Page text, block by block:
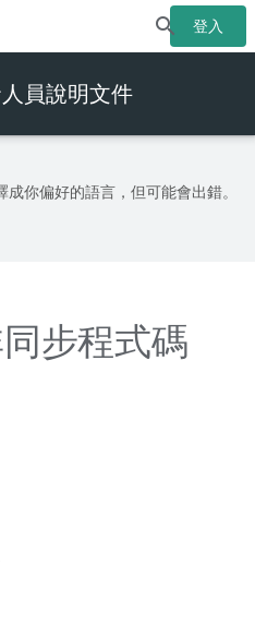
登入
員說明文件
你偏好的語言，但可能會出錯。
步程式碼